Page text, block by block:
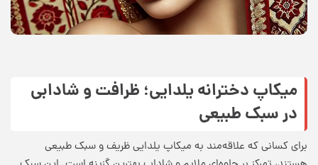
میکاپ دخترانه یلدایی؛ ظرافت و شادابی
در سبک طبیعی
برای کسانی که علاقه‌مند به میکاپ یلدایی ظریف و سبک طبیعی